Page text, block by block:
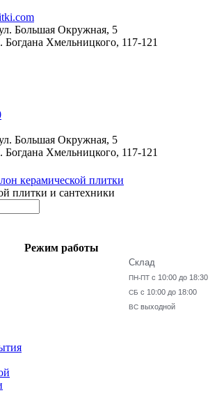
Большая Окружная, 5
Богдана Хмельницкого, 117-121
Большая Окружная, 5
Богдана Хмельницкого, 117-121
плитки и сантехники
Режим работы
Склад
ПН-ПТ с 10:00 до 18:30
СБ с 10:00 до 18:00
ВС выходной